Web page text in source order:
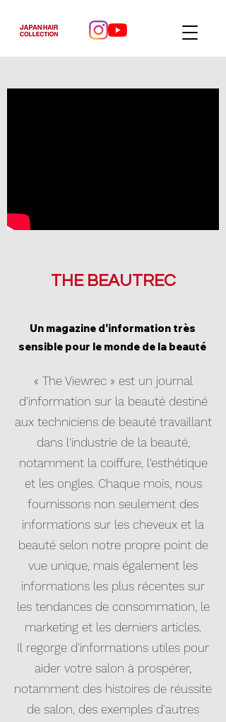
THE BEAUTREC
Un magazine d'information très
sensible pour le monde de la beauté
« The Viewrec » est un journal
d'information sur la beauté destiné
aux techniciens de beauté travaillant
dans l'industrie de la beauté,
notamment la coiffure, l'esthétique
et les ongles. Chaque mois, nous
fournissons non seulement des
informations sur les cheveux et la
beauté selon notre propre point de
vue unique, mais également les
informations les plus récentes sur
les tendances de consommation, le
marketing et les derniers articles.
Il regorge d'informations utiles pour
aider votre salon à prospérer,
notamment des histoires de réussite
de salon, des exemples d'autres